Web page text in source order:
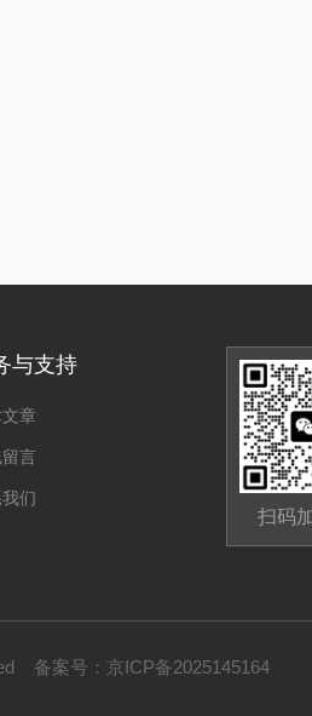
与支持
章
言
们
扫码
备案号： 京ICP备2025145164